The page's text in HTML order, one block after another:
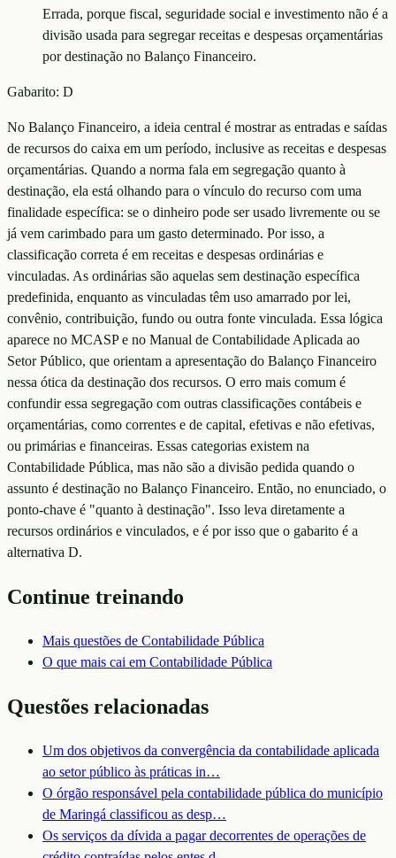
Errada, porque fiscal, seguridade social e investimento não é a
divisão usada para segregar receitas e despesas orçamentárias
por destinação no Balanço Financeiro.
Gabarito: D
No Balanço Financeiro, a ideia central é mostrar as entradas e saídas
de recursos do caixa em um período, inclusive as receitas e despesas
orçamentárias. Quando a norma fala em segregação quanto à
destinação, ela está olhando para o vínculo do recurso com uma
finalidade específica: se o dinheiro pode ser usado livremente ou se
já vem carimbado para um gasto determinado. Por isso, a
classificação correta é em receitas e despesas ordinárias e
vinculadas. As ordinárias são aquelas sem destinação específica
predefinida, enquanto as vinculadas têm uso amarrado por lei,
convênio, contribuição, fundo ou outra fonte vinculada. Essa lógica
aparece no MCASP e no Manual de Contabilidade Aplicada ao
Setor Público, que orientam a apresentação do Balanço Financeiro
nessa ótica da destinação dos recursos. O erro mais comum é
confundir essa segregação com outras classificações contábeis e
orçamentárias, como correntes e de capital, efetivas e não efetivas,
ou primárias e financeiras. Essas categorias existem na
Contabilidade Pública, mas não são a divisão pedida quando o
assunto é destinação no Balanço Financeiro. Então, no enunciado, o
ponto-chave é "quanto à destinação". Isso leva diretamente a
recursos ordinários e vinculados, e é por isso que o gabarito é a
alternativa D.
Continue treinando
Mais questões de Contabilidade Pública
O que mais cai em Contabilidade Pública
Questões relacionadas
Um dos objetivos da convergência da contabilidade aplicada
ao setor público às práticas in…
O órgão responsável pela contabilidade pública do município
de Maringá classificou as desp…
Os serviços da dívida a pagar decorrentes de operações de